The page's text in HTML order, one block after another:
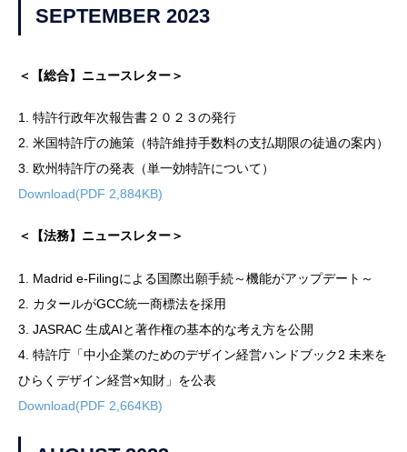
SEPTEMBER 2023
＜【総合】ニュースレター＞
1. 特許行政年次報告書２０２３の発行
2. 米国特許庁の施策（特許維持手数料の支払期限の徒過の案内）
3. 欧州特許庁の発表（単一効特許について）
Download(PDF 2,884KB)
＜【法務】ニュースレター＞
1. Madrid e-Filingによる国際出願手続～機能がアップデート～
2. カタールがGCC統一商標法を採用
3. JASRAC 生成AIと著作権の基本的な考え方を公開
4. 特許庁「中小企業のためのデザイン経営ハンドブック2 未来を
ひらくデザイン経営×知財」を公表
Download(PDF 2,664KB)